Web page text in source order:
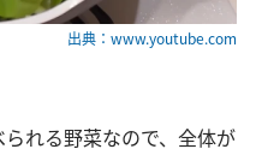
出典：www.youtube.com
れる野菜なので、全体が